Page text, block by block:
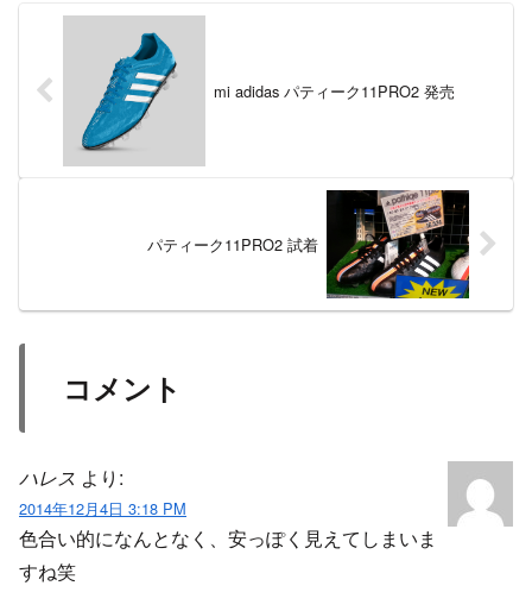
mi adidas パティーク11PRO2 発売
パティーク11PRO2 試着
コメント
ハレス より:
2014年12月4日 3:18 PM
色合い的になんとなく、安っぽく見えてしまいま
すね笑